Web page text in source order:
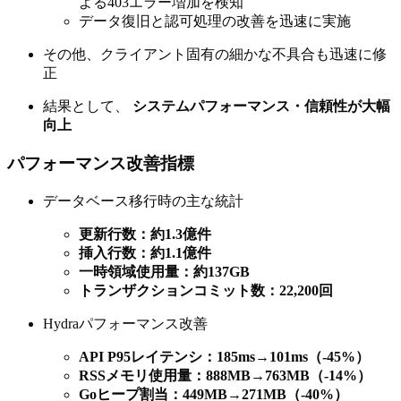
データ復旧と認可処理の改善を迅速に実施
その他、クライアント固有の細かな不具合も迅速に修
正
結果として、 システムパフォーマンス・信頼性が大幅
向上
パフォーマンス改善指標
データベース移行時の主な統計
更新行数：約1.3億件
挿入行数：約1.1億件
一時領域使用量：約137GB
トランザクションコミット数：22,200回
Hydraパフォーマンス改善
API P95レイテンシ：185ms→101ms（-45%）
RSSメモリ使用量：888MB→763MB（-14%）
Goヒープ割当：449MB→271MB（-40%）